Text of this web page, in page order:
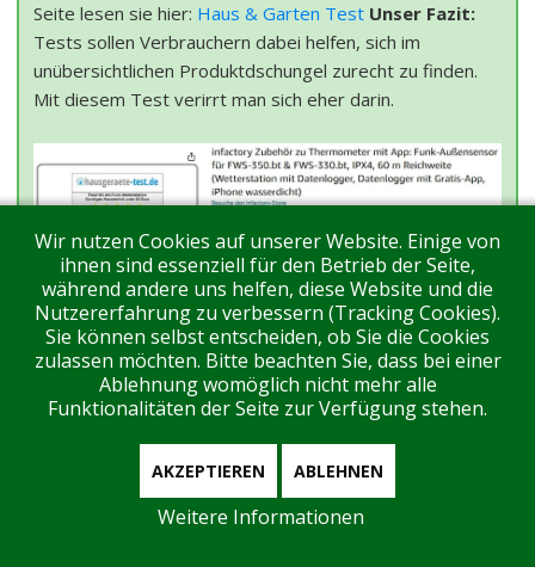
Seite lesen sie hier: Haus & Garten Test Unser Fazit:
Tests sollen Verbrauchern dabei helfen, sich im
unübersichtlichen Produktdschungel zurecht zu finden.
Mit diesem Test verirrt man sich eher darin.
hausgeraete-test.de: Unsere Einschätzung der Seite
finden Sie hier:Praxistests.Unser Fazit:Praxistests
sind meistens nichts als subjektive
Meinungsäußerungen. Und es liegt in ihrem Wesen, dass
sie falsch sein können.
Wir nutzen Cookies auf unserer Website. Einige von
ihnen sind essenziell für den Betrieb der Seite,
während andere uns helfen, diese Website und die
Nutzererfahrung zu verbessern (Tracking Cookies).
Sie können selbst entscheiden, ob Sie die Cookies
zulassen möchten. Bitte beachten Sie, dass bei einer
Ablehnung womöglich nicht mehr alle
Funktionalitäten der Seite zur Verfügung stehen.
AKZEPTIEREN ABLEHNEN
Weitere Informationen